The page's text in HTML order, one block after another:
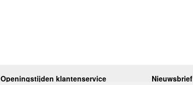
Openingstijden klantenservice Nieuwsbrief